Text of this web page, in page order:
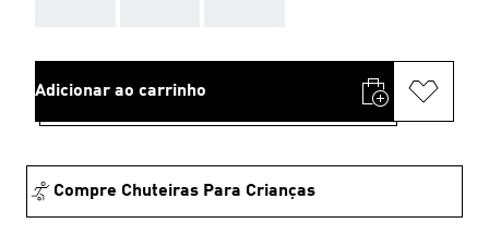
Adicionar ao carrinho
Compre Chuteiras Para Crianças